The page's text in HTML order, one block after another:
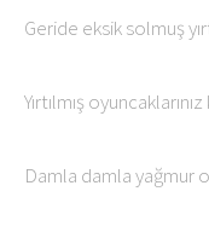
Geride eksik solmuş
Yırtılmış oyuncaklarınız
Damla damla yağmur